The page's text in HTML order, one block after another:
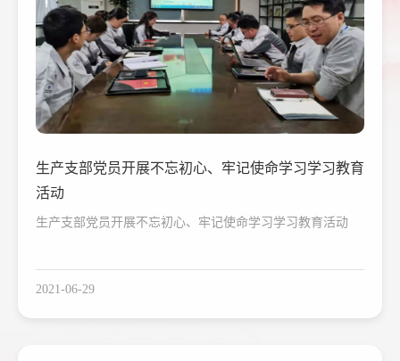
生产支部党员开展不忘初心、牢记使命学习学习教育
活动
生产支部党员开展不忘初心、牢记使命学习学习教育活动
2021-06-29